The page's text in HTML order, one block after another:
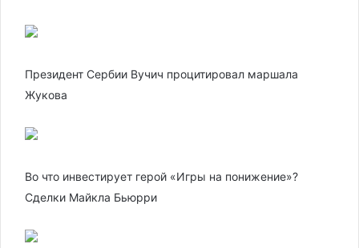
Президент Сербии Вучич процитировал маршала
Жукова
Во что инвестирует герой «Игры на понижение»?
Сделки Майкла Бьюрри